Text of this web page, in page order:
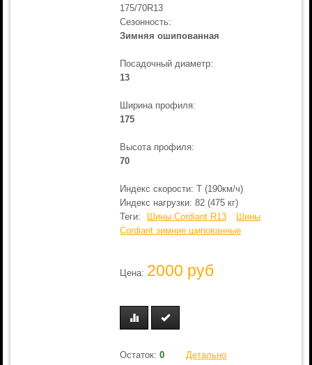
175/70R13
Сезонность:
Зимняя ошипованная
Посадочный диаметр:
13
Ширина профиля:
175
Высота профиля:
70
Индекс скорости: T (190км/ч)
Индекс нагрузки: 82 (475 кг)
Теги:
Шины Cordiant R13
Шины
Cordiant зимние шипованные
Цена: 2000 руб
Остаток:0 Детально